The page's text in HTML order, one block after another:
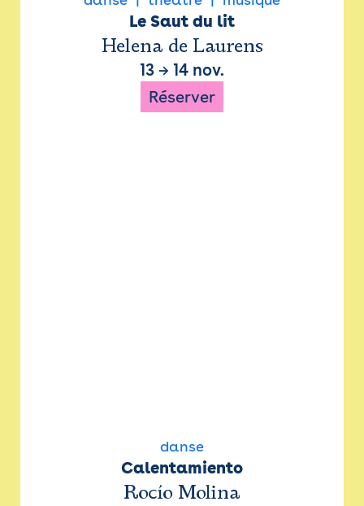
Le Saut du lit
Helena de Laurens
13 → 14 nov.
Réserver
danse
Calentamiento
Rocío Molina